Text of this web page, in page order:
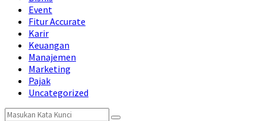
Event
Fitur Accurate
Karir
Keuangan
Manajemen
Marketing
Pajak
Uncategorized
Search